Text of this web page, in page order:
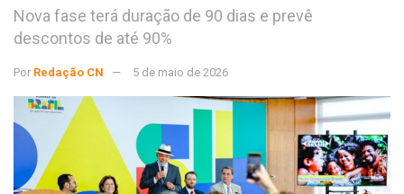
Nova fase terá duração de 90 dias e prevê
descontos de até 90%
Por Redação CN 5 de maio de 2026